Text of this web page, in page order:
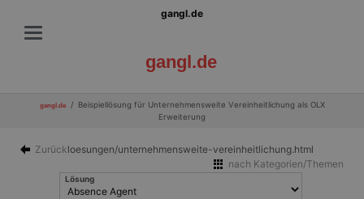
gangl.de
gangl.de
gangl.de
Beispiellösung für Unternehmensweite Vereinheitlichung als OLX
Erweiterung
loesungen/unternehmensweite-vereinheitlichung.html
Zurück
nach Kategorien/Themen
Lösung